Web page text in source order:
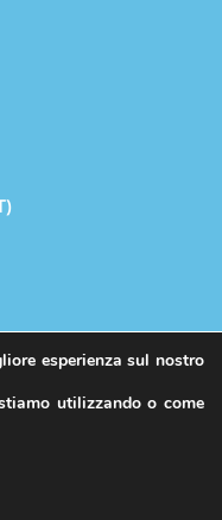
esperienza sul nostro
utilizzando o come